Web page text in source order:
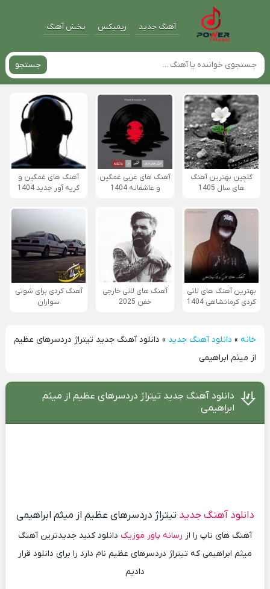
آهنگ جدید ریمیکس پخش آهنگ
جستجو
گلچین بهترین آهنگ
های سال 1405
آهنگ های عربی غمگین
و عاشقانه 1404
آهنگ های غمگین و
گریه آور جدید 1404
بهترین آهنگ های لاتی
کردی کرمانشاهی 1404
آهنگ های لاتی خارجی
خفن 2025
آهنگ کردی برای شوتی
سواران
خانه» دانلود آهنگ جدید » دانلود آهنگ جدید تیتراژ دردسرهای عظیم
از میثم ابراهیمی
دانلود آهنگ جدید تیتراژ دردسرهای عظیم از میثم
ابراهیمی
دانلود آهنگ جدید تیتراژ دردسرهای عظیم از میثم ابراهیمی
آهنگ های تاپ را از رسانه پاور موزیک دانلود کنید جدیدترین آهنگ
میثم ابراهیمی که تیتراژ دردسرهای عظیم نام دارد را برای دانلود قرار
دادیم